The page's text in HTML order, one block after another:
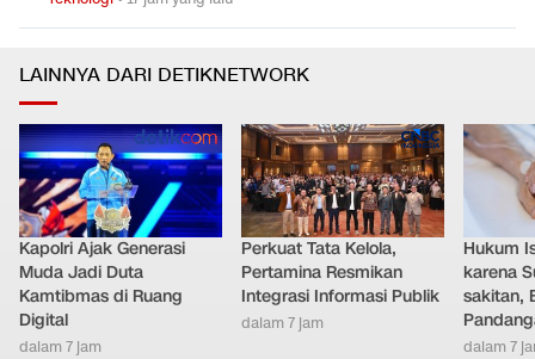
LAINNYA DARI DETIKNETWORK
Kapolri Ajak Generasi
Muda Jadi Duta
Kamtibmas di Ruang
Digital
dalam 7 jam
Perkuat Tata Kelola,
Pertamina Resmikan
Integrasi Informasi Publik
dalam 7 jam
Hukum
karena
sakitan,
dalam 7